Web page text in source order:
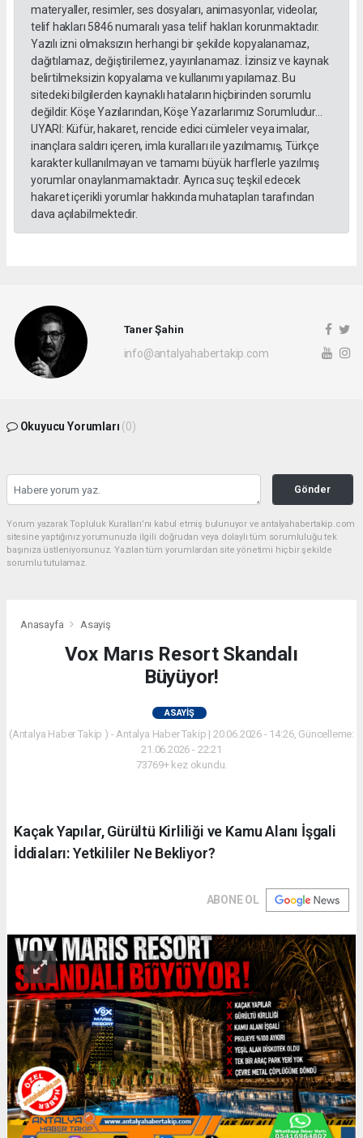
materyaller, resimler, ses dosyaları, animasyonlar, videolar,
telif hakları 5846 numaralı yasa telif hakları korunmaktadır.
Yazılı izni olmaksızın herhangi bir şekilde kopyalanamaz,
dağıtılamaz, değiştirilemez, yayınlanamaz. İzinsiz ve kaynak
belirtilmeksizin kopyalama ve kullanımı yapılamaz. Bu
sitedeki bilgilerden kaynaklı hataların hiçbirinden sorumlu
değildir. Köşe Yazılarından, Köşe Yazarlarımız Sorumludur...
UYARI: Küfür, hakaret, rencide edici cümleler veya imalar,
inançlara saldırı içeren, imla kuralları ile yazılmamış, Türkçe
karakter kullanılmayan ve tamamı büyük harflerle yazılmış
yorumlar onaylanmamaktadır. Ayrıca suç teşkil edecek
hakaret içerikli yorumlar hakkında muhatapları tarafından
dava açılabilmektedir.
Taner Şahin
info@antalyahabertakip.com
Okuyucu Yorumları (0)
Gönder
Yorum yazarak Topluluk Kuralları’nı kabul etmiş bulunuyor ve antalyahabertakip.com
sitesine yaptığınız yorumunuzla ilgili doğrudan veya dolaylı tüm sorumluluğu tek
başınıza üstleniyorsunuz. Yazılan tüm yorumlardan site yönetimi hiçbir şekilde
sorumlu tutulamaz.
Anasayfa Asayiş
Vox Marıs Resort Skandalı
Büyüyor!
ASAYIŞ
(Antalya Haber Takip ) - Antalya Haber Takip | 20.06.2026 - 14:26, Güncelleme:
21.06.2026 - 22:21
73769+ kez okundu.
Kaçak Yapılar, Gürültü Kirliliği ve Kamu Alanı İşgali
İddiaları: Yetkililer Ne Bekliyor?
ABONE OL